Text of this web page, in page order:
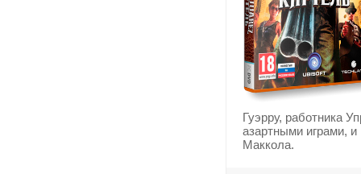
Гуэрру, работника
азартными играми,
Маккола.